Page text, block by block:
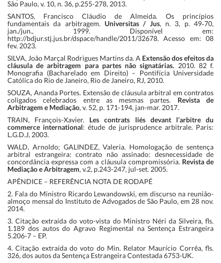
São Paulo, v. 10, n. 36, p.255-278, 2013.
SANTOS, Francisco Cláudio de Almeida. Os princípios
fundamentais da arbitragem. Universitas / Jus, n. 3, p. 49‑70,
jan./jun., 1999. Disponível em:
http://bdjur.stj.jus.br/dspace/handle/2011/32678. Acesso em: 08
fev. 2023.
SILVA, João Marçal Rodrigues Martins da. A Extensão dos efeitos da
cláusula de arbitragem para partes não signatárias. 2010. 82 f.
Monografia (Bacharelado em Direito) – Pontifícia Universidade
Católica do Rio de Janeiro, Rio de Janeiro, RJ, 2010.
SOUZA, Ananda Portes. Extensão de cláusula arbitral em contratos
coligados celebrados entre as mesmas partes. Revista de
Arbitragem e Mediação, v. 52, p. 171-194, jan-mar. 2017.
TRAIN, François-Xavier. Les contrats liés devant l’arbitre du
commerce international: étude de jurisprudence arbitrale. Paris:
L.G.D.J, 2003.
WALD, Arnoldo; GALINDEZ, Valeria. Homologação de sentença
arbitral estrangeira: contrato não assinado: desnecessidade de
concordância expressa com a cláusula compromissória. Revista de
Mediação e Arbitragem, v.2, p.243-247, jul-set. 2005.
APÊNDICE – REFERÊNCIA NOTA DE RODAPÉ
2. Fala do Ministro Ricardo Lewandowski, em discurso na reunião-
almoço mensal do Instituto de Advogados de São Paulo, em 28 nov.
2014.
3. Citação extraída do voto-vista do Ministro Néri da Silveira, fls.
1.189 dos autos do Agravo Regimental na Sentença Estrangeira
5.206-7 – EP.
4. Citação extraída do voto do Min. Relator Maurício Corrêa, fls.
326, dos autos da Sentença Estrangeira Contestada 6753-UK.